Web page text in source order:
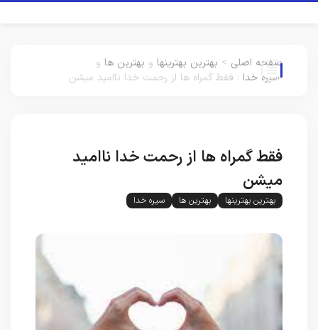
صفحه اصلی > بهترین بهترینها و بهترین ها و
سیره خدا : فقط گمراه ها از رحمت خدا ناامید میشن
فقط گمراه ها از رحمت خدا ناامید
میشن
بهترین بهترینها بهترین ها سیره خدا